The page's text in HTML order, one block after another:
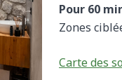
Pour 60
Zones
Carte des